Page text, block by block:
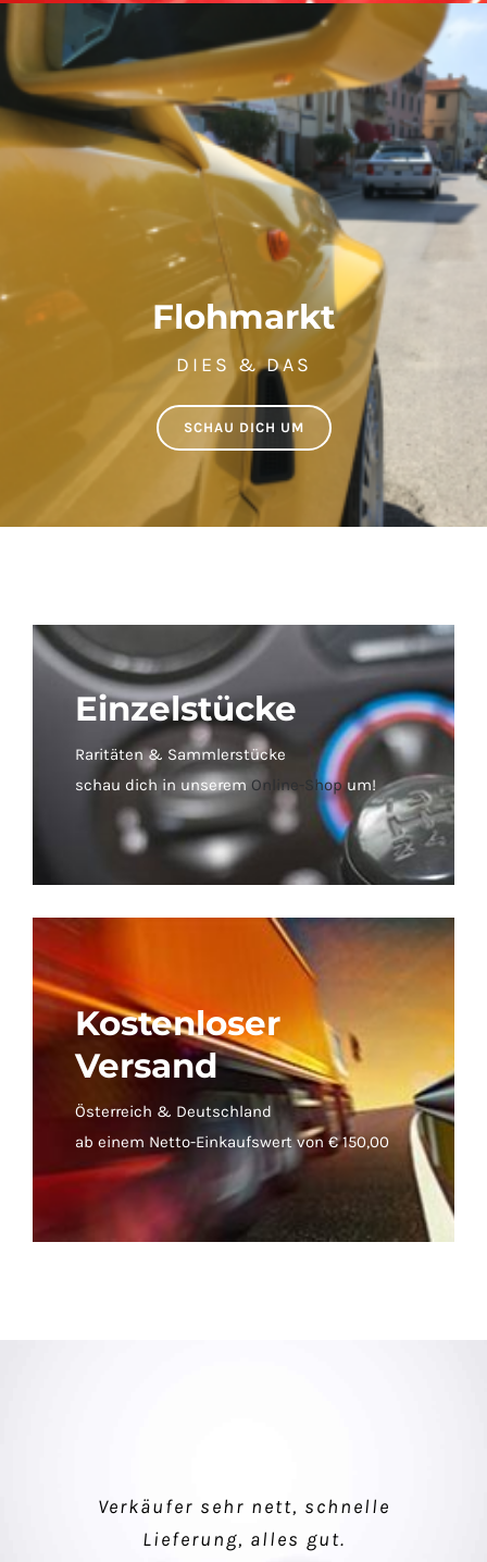
Flohmarkt
DIES & DAS
SCHAU DICH UM
Einzelstücke
Raritäten & Sammlerstücke
schau dich in unserem Online-Shopum!
Kostenloser
Versand
Österreich & Deutschland
ab einem Netto-Einkaufswert von € 150,00
Verkäufer sehr nett, schnelle
Lieferung, alles gut.
einfacher Kauf, makellose Ware –
super Kommunikation!